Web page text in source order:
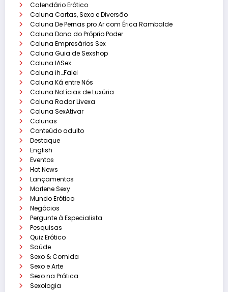
Calendário Erótico
Coluna Cartas, Sexo e Diversão
Coluna De Pernas pro Ar com Érica Rambalde
Coluna Dona do Próprio Poder
Coluna Empresários Sex
Coluna Guia de Sexshop
Coluna IASex
Coluna ih…Falei
Coluna Ká entre Nós
Coluna Notícias de Luxúria
Coluna Radar Livexa
Coluna SexAtivar
Colunas
Conteúdo adulto
Destaque
English
Eventos
Hot News
Lançamentos
Marlene Sexy
Mundo Erótico
Negócios
Pergunte à Especialista
Pesquisas
Quiz Erótico
Saúde
Sexo & Comida
Sexo e Arte
Sexo na Prática
Sexologia